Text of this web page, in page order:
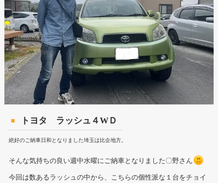
トヨタ ラッシュ４WＤ
絶好のご納車日和となりました埼玉は比企地方。
そんな気持ちの良い週中水曜にご納車となりました〇野さん
今回は数あるラッシュの中から、こちらの個性派な１台をチョイ